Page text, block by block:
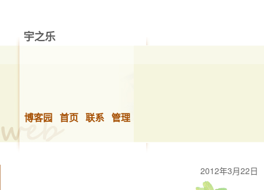
宇之乐
博客园 首页 联系 管理
2012年3月22日